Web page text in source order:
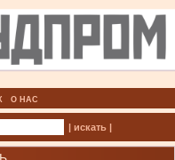
О НАС
| искать |